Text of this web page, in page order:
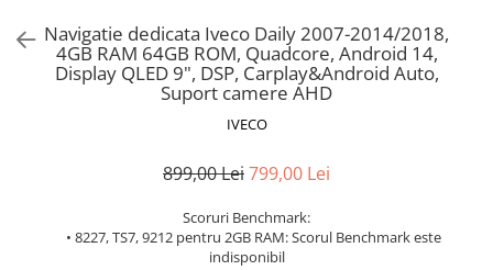
Navigatie dedicata Iveco Daily 2007-2014/2018,
4GB RAM 64GB ROM, Quadcore, Android 14,
Display QLED 9", DSP, Carplay&Android Auto,
Suport camere AHD
IVECO
899,00 Lei799,00 Lei
Scoruri Benchmark:
• 8227, TS7, 9212 pentru 2GB RAM: Scorul Benchmark este
indisponibil